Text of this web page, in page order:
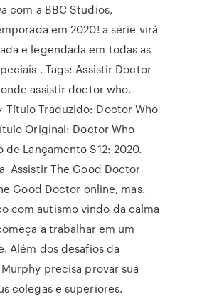
com a BBC Studios,
em 2020! a série virá
e legendada em todas as
. Tags: Assistir Doctor
assistir doctor who.
Título Traduzido: Doctor Who
Original: Doctor Who
de Lançamento S12: 2020.
Assistir The Good Doctor
Good Doctor online, mas.
com autismo vindo da calma
a trabalhar em um
Além dos desafios da
precisa provar sua
colegas e superiores.